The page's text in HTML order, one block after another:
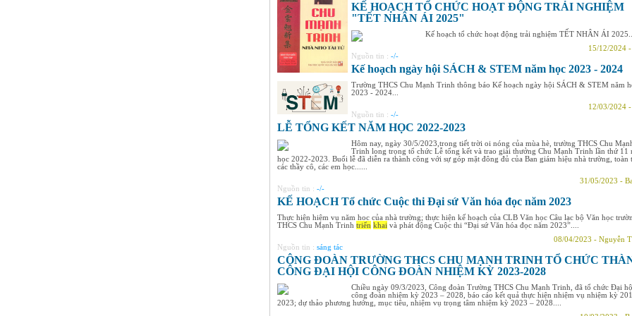
KẾ HOẠCH TỔ CHỨC HOẠT ĐỘNG TRẢI NGHIỆM
"TẾT NHÂN ÁI 2025"
Kế hoạch tổ chức hoạt động trải nghiệm TẾT NHÂN ÁI 2025...
15/12/2024
Nguồn tin : -/-
Kế hoạch ngày hội SÁCH & STEM năm học 2023 - 2024
Trường THCS Chu Mạnh Trinh thông báo Kế hoạch ngày hội SÁCH & STEM năm
2023 - 2024...
12/03/2024
Nguồn tin : -/-
LỄ TỔNG KẾT NĂM HỌC 2022-2023
Hôm nay, ngày 30/5/2023,trong tiết trời oi nóng của mùa hè, trường THCS Chu
Trinh long trọng tổ chức Lễ tổng kết và trao giải thưởng Chu Mạnh Trinh lần thứ 11
học 2022-2023. Buổi lễ đã diễn ra thành công với sự góp mặt đông đủ của Ban giám hiệu nhà trường, toàn
các thầy cô, các em học......
31/05/2023 -
Nguồn tin : -/-
KẾ HOẠCH Tổ chức Cuộc thi Đại sứ Văn hóa đọc năm 2023
Thực hiện hiệm vụ năm học của nhà trường; thực hiện kế hoạch của CLB Văn học Câu lạc bộ Văn học
THCS Chu Mạnh Trinh triển khai và phát động Cuộc thi “Đại sứ Văn hóa đọc năm 2023”....
08/04/2023 - Nguyễn
Nguồn tin : sáng tác
CÔNG ĐOÀN TRƯỜNG THCS CHU MẠNH TRINH TỔ CHỨC
CÔNG ĐẠI HỘI CÔNG ĐOÀN NHIỆM KỲ 2023-2028
Chiều ngày 09/3/2023, Công đoàn Trường THCS Chu Mạnh Trinh, đã tổ chức Đại
công đoàn nhiệm kỳ 2023 – 2028, báo cáo kết quả thực hiện nhiệm vụ nhiệm kỳ
2023; dự thảo phương hướng, mục tiêu, nhiệm vụ trọng tâm nhiệm kỳ 2023 – 2028....